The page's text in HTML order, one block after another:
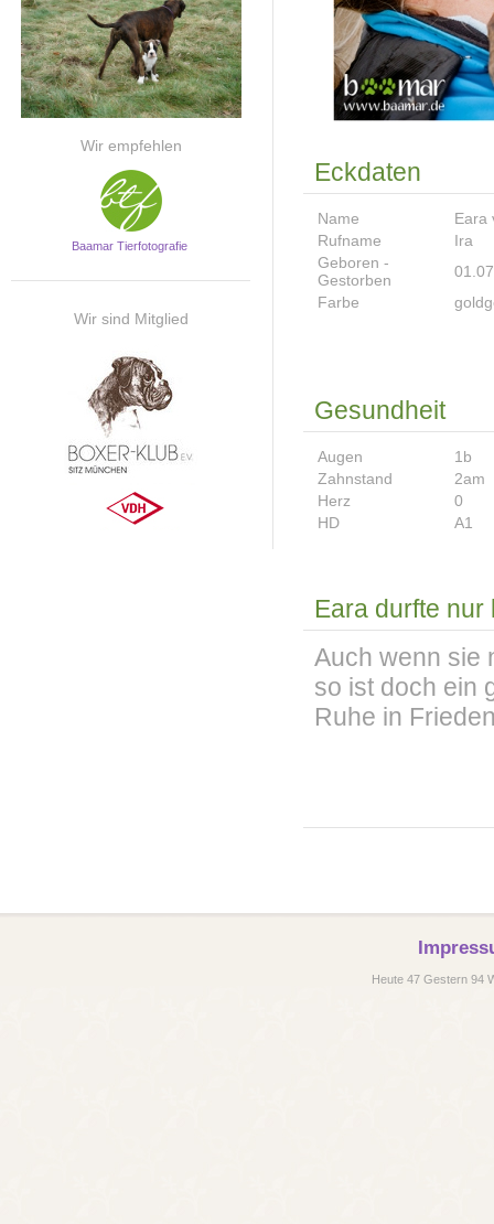
Wir empfehlen
Baamar Tierfotografie
Wir sind Mitglied
Eckdaten
Name
Eara
Rufname
Ira
Geboren -
Gestorben
Farbe
Gesundheit
Augen
1b
Zahnstand
2am
Herz
0
HD
A1
Eara durfte
Auch wenn sie
so ist doch ein
Ruhe in
Heute 47 Gestern 94